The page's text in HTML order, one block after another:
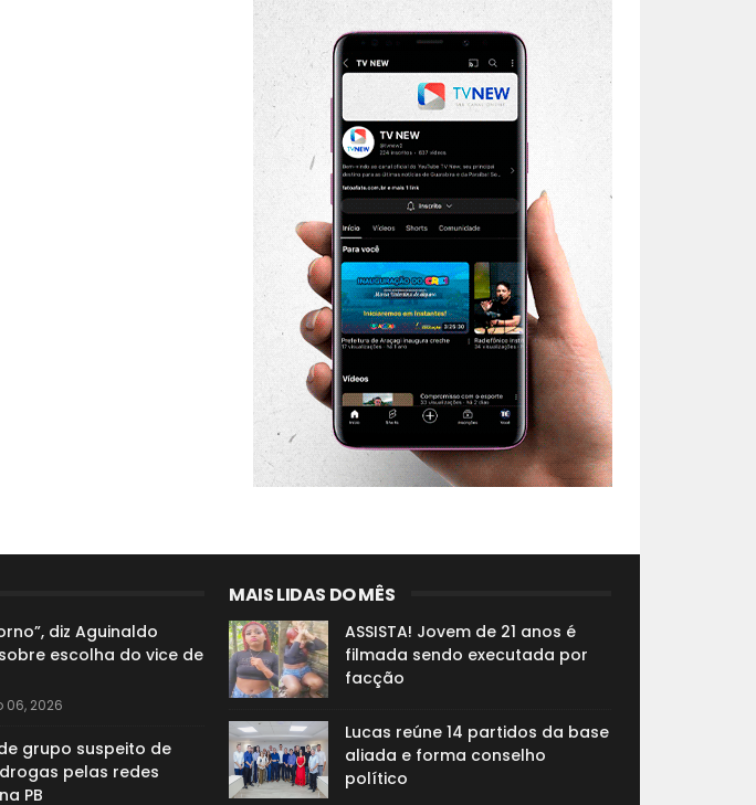
diz Aguinaldo
escolha do vice de
06, 2026
grupo suspeito de
pelas redes
PB
MAIS LIDAS DO MÊS
ASSISTA! Jovem de 21 anos é
filmada sendo executada por
facção
Lucas reúne 14 partidos da base
aliada e forma conselho
político